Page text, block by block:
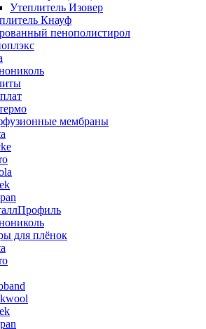
Утеплитель Изовер
Кнауф
пенополистирол
мембраны
для плёнок